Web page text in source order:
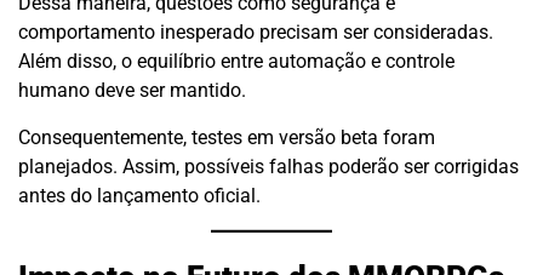
comportamento inesperado precisam ser consideradas.
Além disso, o equilíbrio entre automação e controle
humano deve ser mantido.
Consequentemente, testes em versão beta foram
planejados. Assim, possíveis falhas poderão ser corrigidas
antes do lançamento oficial.